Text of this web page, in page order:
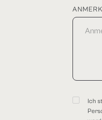
Ich